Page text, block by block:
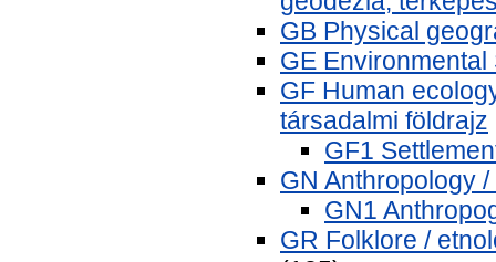
GB Physical
GE
GF Human
társadalmi földrajz
GF1
GN Anthropology
GN1
GR Folklore /